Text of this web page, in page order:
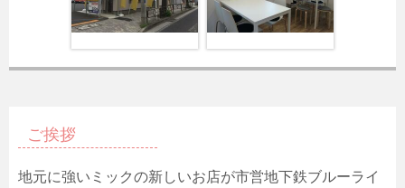
ご挨拶
地元に強いミックの新しいお店が市営地下鉄ブルーライ